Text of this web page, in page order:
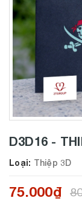
D3D16 -
Loại: Thiệp 3D
75.000₫